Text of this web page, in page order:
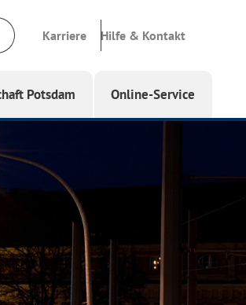
Karriere Hilfe & Kontakt
Potsdam Online-Service